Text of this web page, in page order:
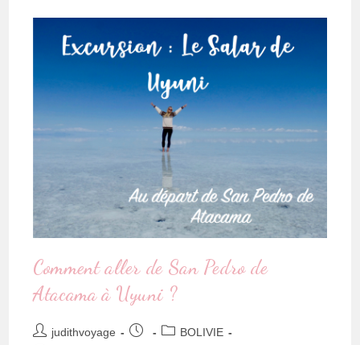
Comment aller de San Pedro de
Atacama à Uyuni ?
judithvoyage
BOLIVIE